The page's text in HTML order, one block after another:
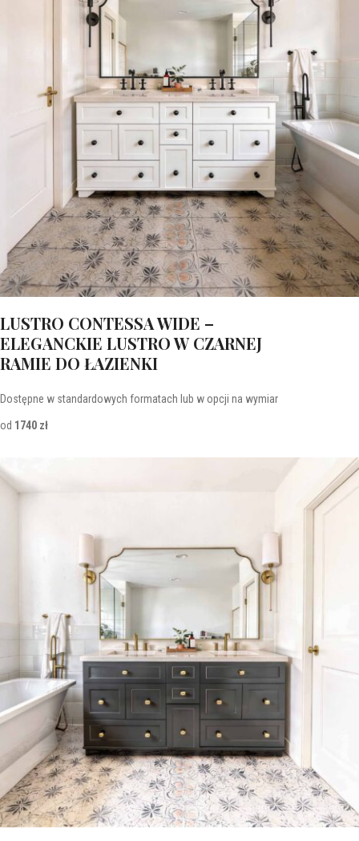
LUSTRO CONTESSA WIDE –
ELEGANCKIE LUSTRO W CZARNEJ
RAMIE DO ŁAZIENKI
Dostępne w standardowych formatach lub w opcji na wymiar
od 1740 zł